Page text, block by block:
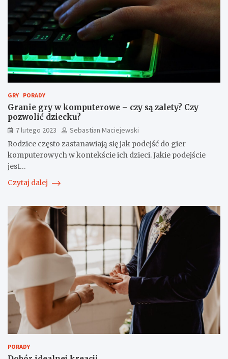
GRY PORADY
Granie gry w komputerowe – czy są zalety? Czy
pozwolić dziecku?
7 lutego 2023
Sebastian Maciejewski
Rodzice często zastanawiają się jak podejść do gier
komputerowych w kontekście ich dzieci. Jakie podejście
jest…
Czytaj dalej
PORADY